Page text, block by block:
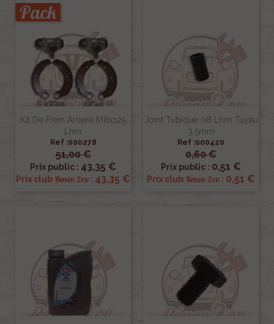
Kit De Frein Arriere M8x125
Lhm
Ref :000278
51,00 €
Prix public : 43,35 €
Prix club Renov 2cv : 43,35 €
Pack
Joint Tubique 08 Lhm Tuyau
3.5mm
Ref :000420
0,60 €
Prix public : 0,51 €
Prix club Renov 2cv : 0,51 €